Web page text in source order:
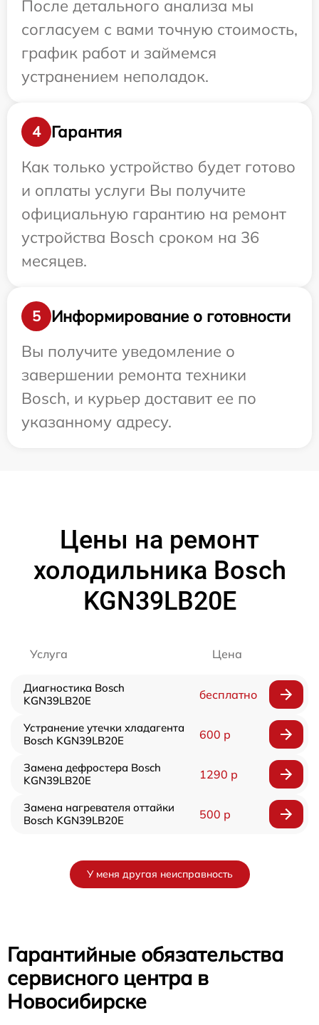
После детального анализа мы
согласуем с вами точную стоимость,
график работ и займемся
устранением неполадок.
4
Гарантия
Как только устройство будет готово
и оплаты услуги Вы получите
официальную гарантию на ремонт
устройства Bosch сроком на 36
месяцев.
5
Информирование о готовности
Вы получите уведомление о
завершении ремонта техники
Bosch, и курьер доставит ее по
указанному адресу.
Цены на ремонт
холодильника Bosch
KGN39LB20E
Услуга Цена
Диагностика Bosch
KGN39LB20E
бесплатно
Устранение утечки хладагента
Bosch KGN39LB20E
600 р
Замена дефростера Bosch
KGN39LB20E
1290 р
Замена нагревателя оттайки
Bosch KGN39LB20E
500 р
У меня другая неисправность
Гарантийные обязательства
сервисного центра в
Новосибирске